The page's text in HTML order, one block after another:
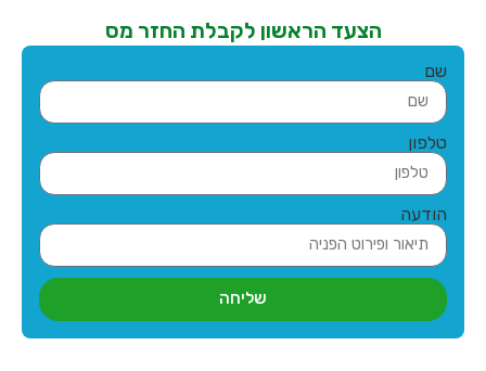
הצעד הראשון לקבלת החזר מס
שם
טלפון
הודעה
שליחה